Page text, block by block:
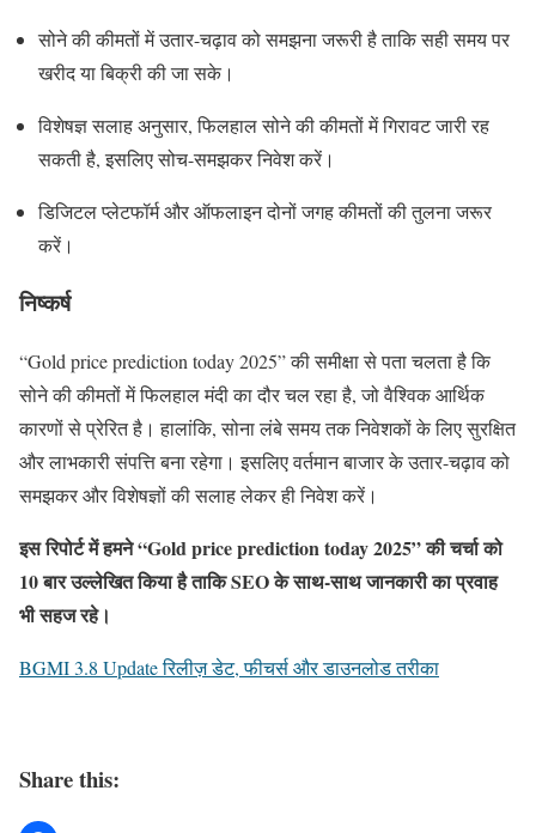
सोने की कीमतों में उतार-चढ़ाव को समझना जरूरी है ताकि सही समय पर
खरीद या बिक्री की जा सके।
विशेषज्ञ सलाह अनुसार, फिलहाल सोने की कीमतों में गिरावट जारी रह
सकती है, इसलिए सोच-समझकर निवेश करें।
डिजिटल प्लेटफॉर्म और ऑफलाइन दोनों जगह कीमतों की तुलना जरूर
करें।
निष्कर्ष
“Gold price prediction today 2025” की समीक्षा से पता चलता है कि
सोने की कीमतों में फिलहाल मंदी का दौर चल रहा है, जो वैश्विक आर्थिक
कारणों से प्रेरित है। हालांकि, सोना लंबे समय तक निवेशकों के लिए सुरक्षित
और लाभकारी संपत्ति बना रहेगा। इसलिए वर्तमान बाजार के उतार-चढ़ाव को
समझकर और विशेषज्ञों की सलाह लेकर ही निवेश करें।
इस रिपोर्ट में हमने “Gold price prediction today 2025” की चर्चा को
10 बार उल्लेखित किया है ताकि SEO के साथ-साथ जानकारी का प्रवाह
भी सहज रहे।
BGMI 3.8 Update रिलीज़ डेट, फीचर्स और डाउनलोड तरीका
Share this: